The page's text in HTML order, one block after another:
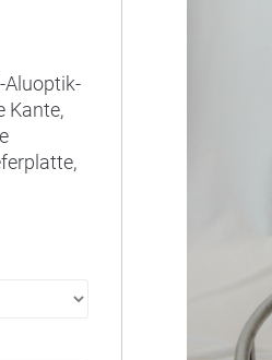
Aluoptik-
Kante,